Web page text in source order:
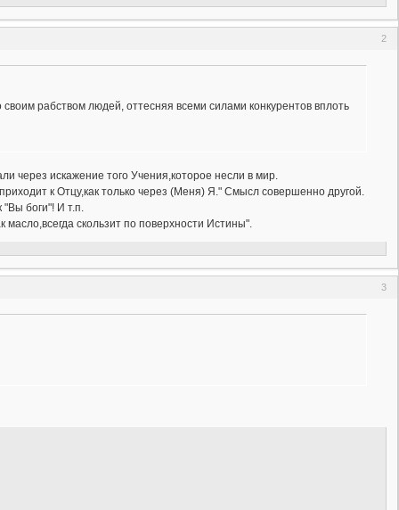
2
рабством людей, оттесняя всеми силами конкурентов вплоть
через искажение того Учения,которое несли в мир.
к Отцу,как только через (Меня) Я." Смысл совершенно другой.
"Вы боги"! И т.п.
масло,всегда скользит по поверхности Истины".
3